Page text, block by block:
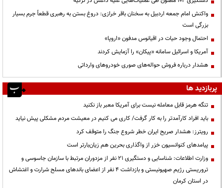
واکنش امام جمعه اردبیل به سخنان باقر خرازی: دروغ بستن به رهبری قطعاً جرم بسیار
بزرگی است
احتمال وجود حیات در اقیانوس مدفون «اروپا»
آمریکا و اسرائیل سامانه «پیکان» را آزمایش کردند
هشدار درباره فروش حواله‌های صوری خودروهای وارداتی
پربازدید ها
تنگه هرمز قابل معامله نیست برای آمریکا معبر باز نکنید
باید افراد کارآمدتر را به کار گرفت/ کاری می کنیم در معیشت مردم مشکلی پیش نیاید
رویترز: هشدار صریح ایران خطر شروع جنگ را متوقف کرد
پیامدهای کنوانسیون خزر از واگذاری بحرین هم زیان‌بارتر است
وزارت اطلاعات: شناسایی و دستگیری ۲۱ نفر از مزدوران مرتبط با سازمان جاسوسی و
تروریستی رژیم صهیونیستی و بازداشت ۴ نفر از اعضای باندهای مسلح شرارت و اغتشاش
در استان کرمان